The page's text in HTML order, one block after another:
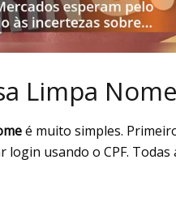
Limpa
é muito simples.
usando o CPF. Todas